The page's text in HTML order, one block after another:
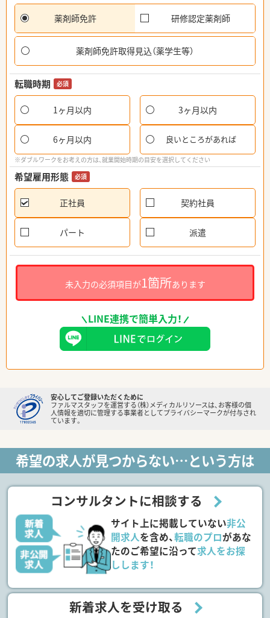
薬剤師免許 研修認定薬剤師
薬剤師免許取得見込（薬学生等）
転職時期 必須
1ヶ月以内 3ヶ月以内
6ヶ月以内 良いところがあれば
※ダブルワークをお考えの方は、就業開始時期の目安を選択してください
希望雇用形態 必須
正社員 契約社員
パート 派遣
未入力の必須項目が1箇所あります
LINE連携で簡単入力！
安心してご登録いただくために
ファルマスタッフを運営する（株）メディカルリソースは、お客様の個
人情報を適切に管理する事業者としてプライバシーマークが付与され
ています。
希望の求人が見つからない…という方は
コンサルタントに相談する
サイト上に掲載していない非公
開求人を含め、転職のプロがあな
たのご希望に沿って求人をお探
しします！
新着求人を受け取る